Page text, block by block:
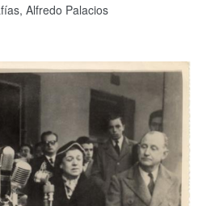
Alfredo Palacios